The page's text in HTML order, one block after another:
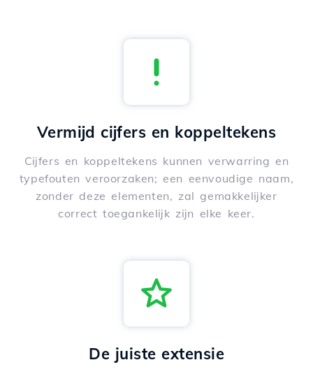
Vermijd cijfers en koppeltekens
Cijfers en koppeltekens kunnen verwarring en
typefouten veroorzaken; een eenvoudige naam,
zonder deze elementen, zal gemakkelijker
correct toegankelijk zijn elke keer.
De juiste extensie